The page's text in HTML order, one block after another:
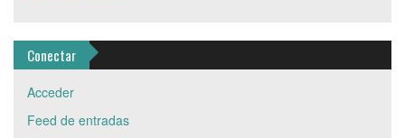
Conectar
Acceder
Feed de entradas